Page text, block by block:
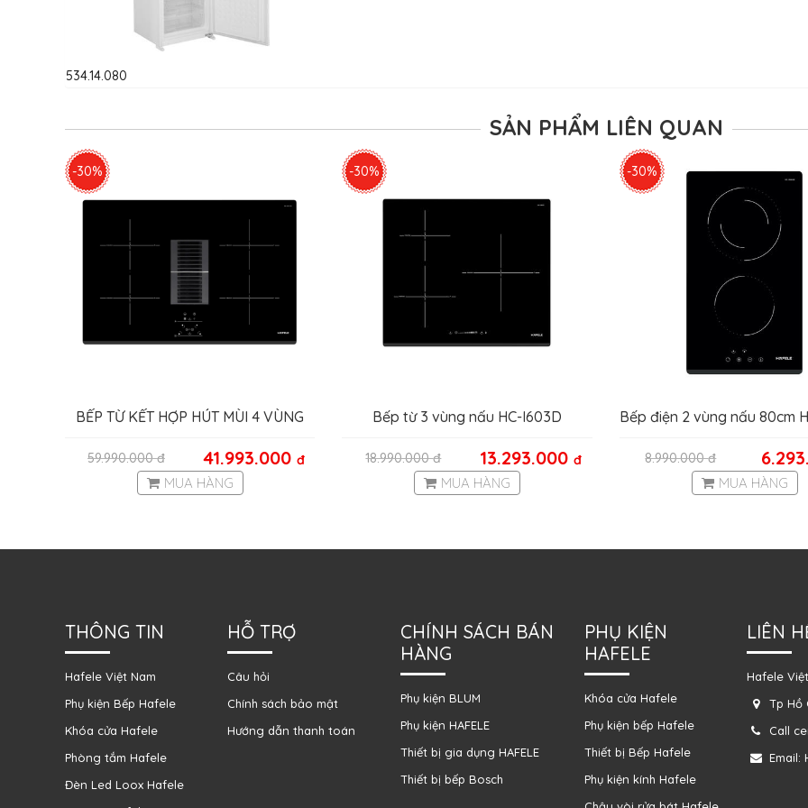
534.14.080
SẢN PHẨM LIÊN QUAN
BẾP TỪ KẾT HỢP HÚT MÙI 4 VÙNG
41.993.000 đ
59.990.000đ
-30%
MUA HÀNG
Bếp từ 3 vùng nấu HC-I603D
13.293.000đ
18.990.000đ
-30%
MUA HÀNG
Bếp điện 2 vùng nấu 80cm
8.990.000đ
-30%
MUA HÀNG
THÔNG TIN
Hafele Việt Nam
Phụ kiện Bếp Hafele
Khóa cửa Hafele
Phòng tắm Hafele
Đèn Led Loox Hafele
HỖ TRỢ
Câu hỏi
Chính sách bảo mật
Hướng dẫn thanh toán
CHÍNH SÁCH BÁN
HÀNG
Phụ kiện BLUM
Phụ kiện HAFELE
Thiết bị gia dụng HAFELE
Thiết bị bếp Bosch
PHỤ KIỆN
HAFELE
Khóa cửa Hafele
Phụ kiện bếp Hafele
Thiết bị Bếp Hafele
Phụ kiện kính Hafele
LIÊN
Hafele
Tp Hồ
Call
Email: